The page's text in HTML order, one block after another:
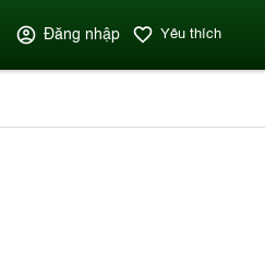
Đăng nhập Yêu thích